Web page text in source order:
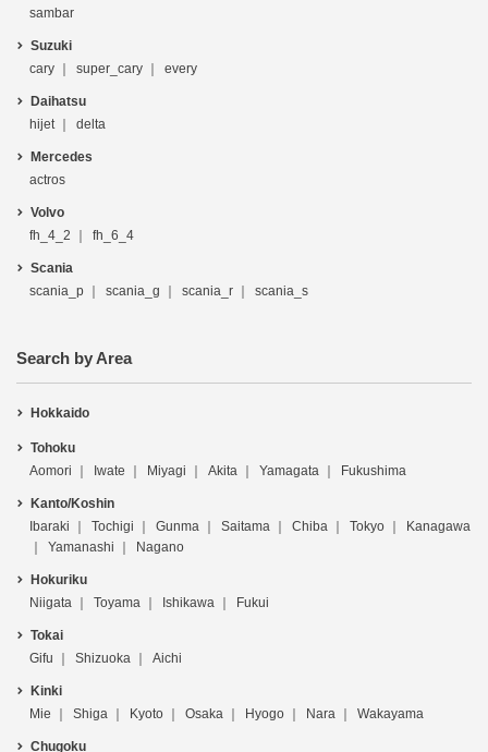
sambar
Suzuki
cary
super_cary every
Daihatsu
hijet
delta
Mercedes
actros
Volvo
fh_4_2
fh_6_4
Scania
scania_p
scania_g scania_r scania_s
Search by Area
Hokkaido
Tohoku
Aomori
Iwate Miyagi Akita Yamagata Fukushima
Kanto/Koshin
Ibaraki
Tochigi Gunma Saitama Chiba Tokyo
Kanagawa
Yamanashi
Nagano
Hokuriku
Niigata
Toyama Ishikawa Fukui
Tokai
Gifu
Shizuoka Aichi
Kinki
Mie
Shiga Kyoto Osaka Hyogo Nara Wakayama
Chugoku